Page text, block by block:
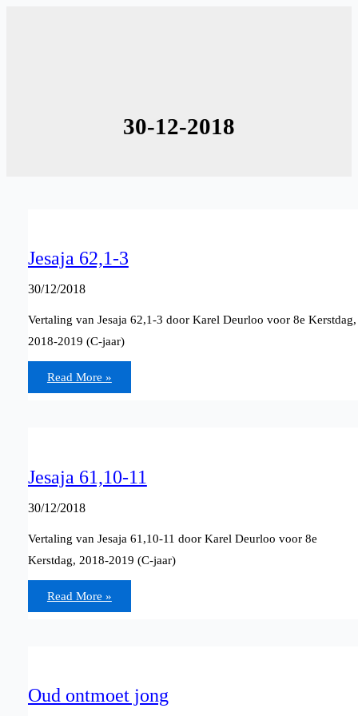
30-12-2018
Jesaja 62,1-3
30/12/2018
Vertaling van Jesaja 62,1-3 door Karel Deurloo voor 8e Kerstdag,
2018-2019 (C-jaar)
Jesaja
62,1-
3
Read More »
Jesaja 61,10-11
30/12/2018
Vertaling van Jesaja 61,10-11 door Karel Deurloo voor 8e
Kerstdag, 2018-2019 (C-jaar)
Jesaja
61,10-
11
Read More »
Oud ontmoet jong